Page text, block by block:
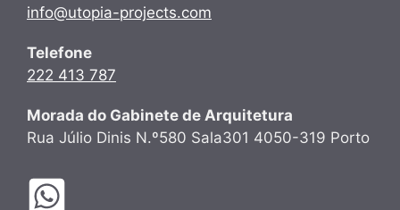
info@utopia-projects.com
Telefone
222 413 787
Morada do Gabinete de Arquitetura
Rua Júlio Dinis N.º580 Sala301 4050-319 Porto